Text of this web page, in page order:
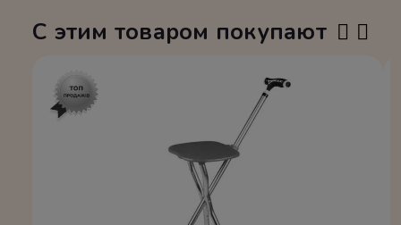
С этим товаром покупают